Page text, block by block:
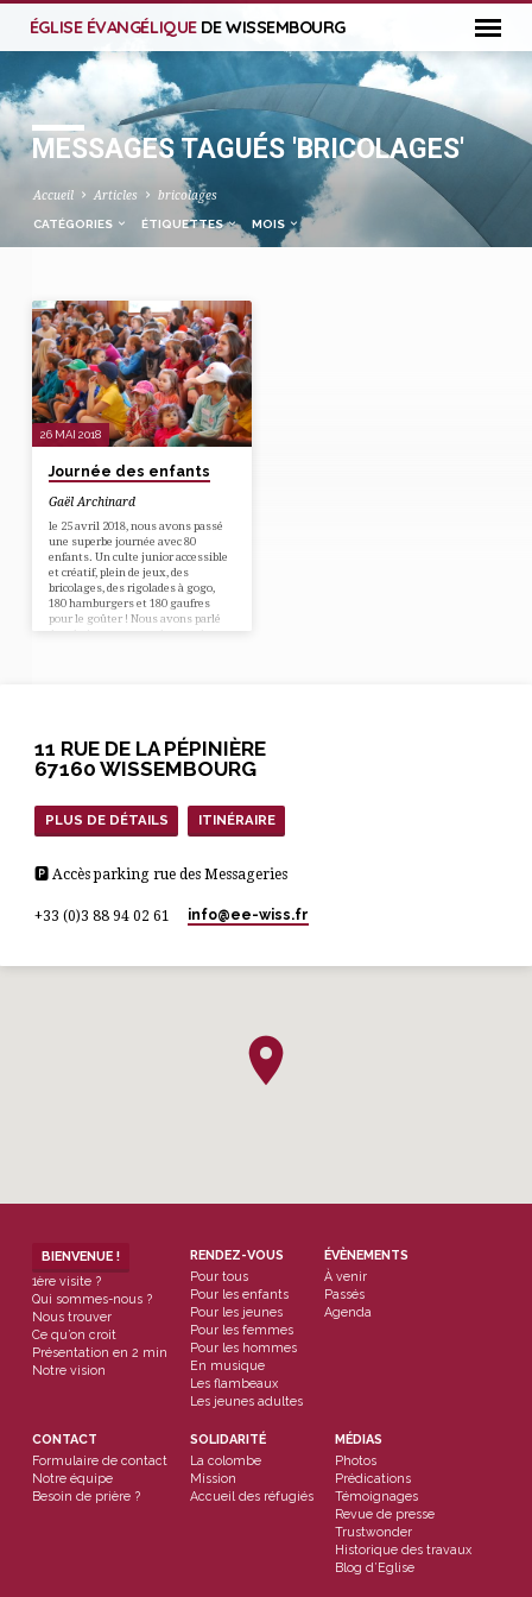
ÉGLISE ÉVANGÉLIQUE DE WISSEMBOURG
MESSAGES TAGUÉS 'BRICOLAGES'
Accueil Articles bricolages
CATÉGORIES ÉTIQUETTES MOIS
MESSAGES
TAGUÉS
'BRICOLAGES'
26 MAI 2018
Journée des enfants
Gaël Archinard
le 25 avril 2018, nous avons passé
une superbe journée avec 80
enfants. Un culte junior accessible
et créatif, plein de jeux, des
bricolages, des rigolades à gogo,
180 hamburgers et 180 gaufres
pour le goûter ! Nous avons parlé
11 RUE DE LA PÉPINIÈRE
67160 WISSEMBOURG
PLUS DE DÉTAILS ITINÉRAIRE
🅿 Accès parking rue des Messageries
+33 (0)3 88 94 02 61 info​@ee-wiss.fr
BIENVENUE !
1ère visite ?
Qui sommes-nous ?
Nous trouver
Ce qu’on croit
Présentation en 2 min
Notre vision
RENDEZ-VOUS
Pour tous
Pour les enfants
Pour les jeunes
Pour les femmes
Pour les hommes
En musique
Les flambeaux
Les jeunes adultes
ÉVÈNEMENTS
À venir
Passés
Agenda
CONTACT
Formulaire de contact
Notre équipe
Besoin de prière ?
SOLIDARITÉ
La colombe
Mission
Accueil des réfugiés
MÉDIAS
Photos
Prédications
Témoignages
Revue de presse
Trustwonder
Historique des travaux
Blog d’Eglise